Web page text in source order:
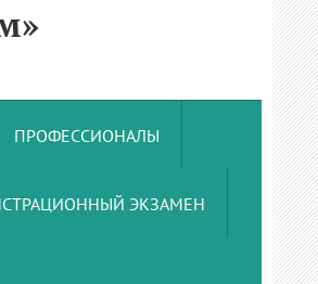
ПРОФЕССИОНАЛЫ
ЭКЗАМЕН